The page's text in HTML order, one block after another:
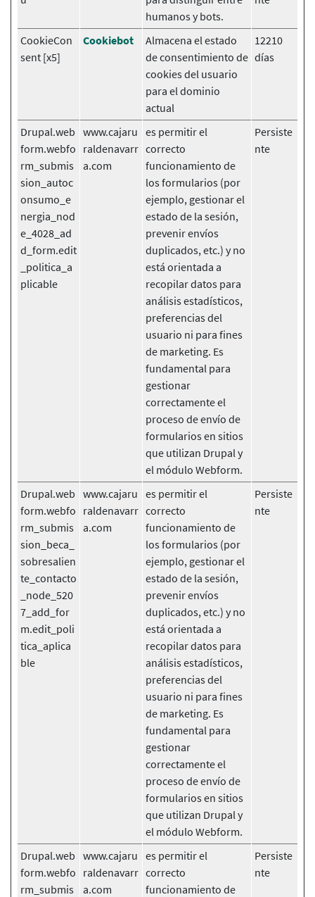
humanos y bots.
CookieCon
sent [x5]
Cookiebot
Almacena el estado
de consentimiento de
cookies del usuario
para el dominio
actual
12210
días
Drupal.web
form.webfo
rm_submis
sion_autoc
onsumo_e
nergia_nod
e_4028_ad
d_form.edit
_politica_a
plicable
www.cajaru
raldenavarr
a.com
es permitir el
correcto
funcionamiento de
los formularios (por
ejemplo, gestionar el
estado de la sesión,
prevenir envíos
duplicados, etc.) y no
está orientada a
recopilar datos para
análisis estadísticos,
preferencias del
usuario ni para fines
de marketing. Es
fundamental para
gestionar
correctamente el
proceso de envío de
formularios en sitios
que utilizan Drupal y
el módulo Webform.
Persiste
nte
Drupal.web
form.webfo
rm_submis
sion_beca_
sobresalien
te_contacto
_node_520
7_add_for
m.edit_poli
tica_aplica
ble
www.cajaru
raldenavarr
a.com
es permitir el
correcto
funcionamiento de
los formularios (por
ejemplo, gestionar el
estado de la sesión,
prevenir envíos
duplicados, etc.) y no
está orientada a
recopilar datos para
análisis estadísticos,
preferencias del
usuario ni para fines
de marketing. Es
fundamental para
gestionar
correctamente el
proceso de envío de
formularios en sitios
que utilizan Drupal y
el módulo Webform.
Persiste
nte
Drupal.web
form.webfo
rm_submis
www.cajaru
raldenavarr
a.com
es permitir el
correcto
funcionamiento de
Persiste
nte